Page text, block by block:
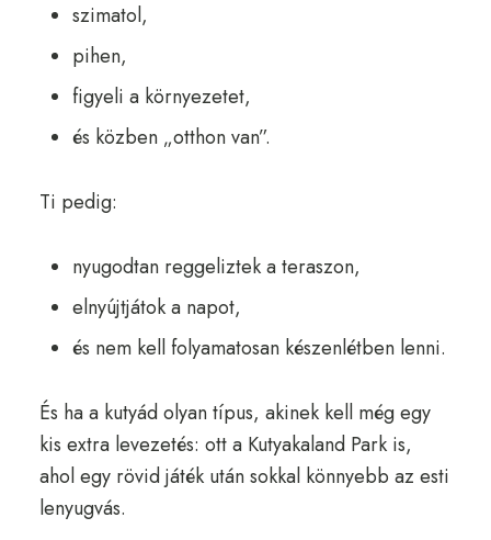
szimatol,
pihen,
figyeli a környezetet,
és közben „otthon van”.
Ti pedig:
nyugodtan reggeliztek a teraszon,
elnyújtjátok a napot,
és nem kell folyamatosan készenlétben lenni.
És ha a kutyád olyan típus, akinek kell még egy
kis extra levezetés: ott a Kutyakaland Park is,
ahol egy rövid játék után sokkal könnyebb az esti
lenyugvás.